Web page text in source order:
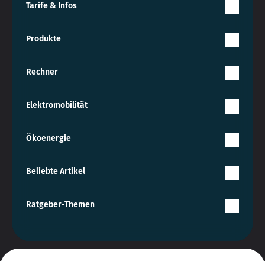
Tarife & Infos
Produkte
Rechner
Elektromobilität
Ökoenergie
Beliebte Artikel
Ratgeber-Themen